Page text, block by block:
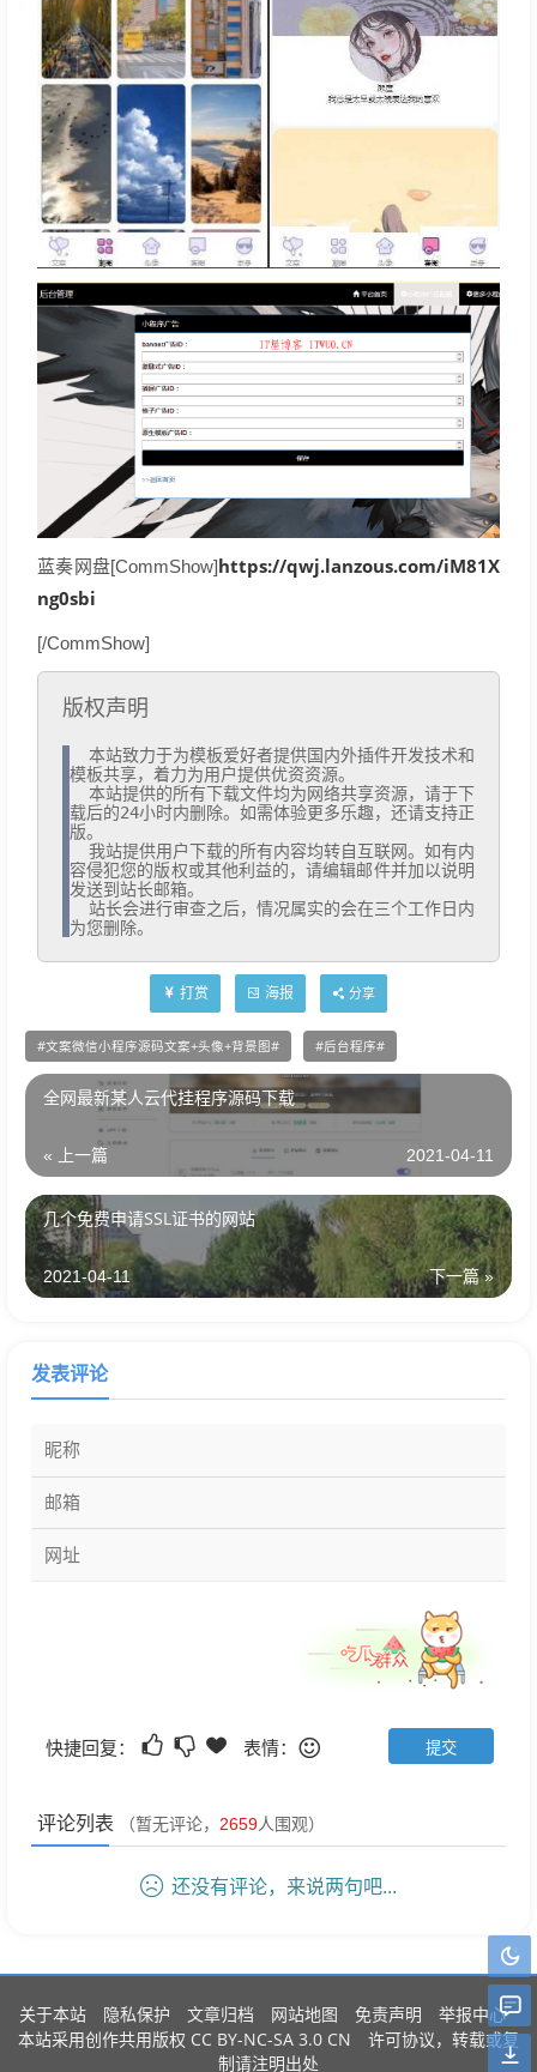
蓝奏网盘[CommShow]https://qwj.lanzous.com/iM81X
ng0sbi
[/CommShow]
版权声明
模板共享，着力为用户提供优资资源。
载后的24小时内删除。如需体验更多乐趣，还请支持正
版。
容侵犯您的版权或其他利益的，请编辑邮件并加以说明
发送到站长邮箱。
为您删除。
打赏 海报 分享
文案微信小程序源码文案+头像+背景图 后台程序
全网最新某人云代挂程序源码下载
« 上一篇 2021-04-11
几个免费申请SSL证书的网站
下一篇 »
2021-04-11
发表评论
快捷回复： 表情：
评论列表 （暂无评论， 2659人围观）
还没有评论，来说两句吧...
关于本站 隐私保护 文章归档 网站地图 免责声明 举报中心
本站采用创作共用版权 CC BY-NC-SA 3.0 CN
许可协议，转载或复
制请注明出处